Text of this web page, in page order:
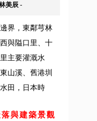
美辰 -
界，東鄰芎林
與隘口里、十
主要灌溉水
山溪、舊港圳
田，日本時
落與建築景觀